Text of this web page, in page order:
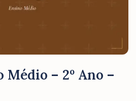
Médio – 2º Ano –